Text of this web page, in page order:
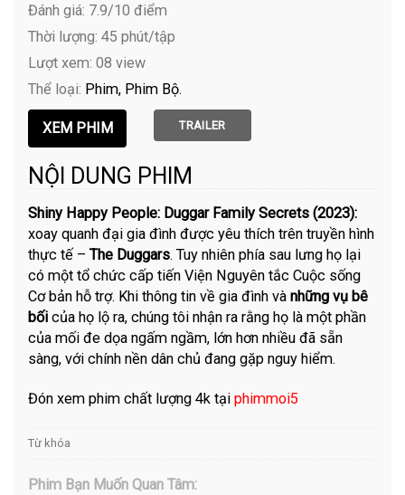
Đánh giá: 7.9/10 điểm
Thời lượng: 45 phút/tập
Lượt xem: 08 view
Thể loại: Phim Phim Bộ
TRAILER
NỘI DUNG PHIM
Shiny Happy People: Duggar Family Secrets (2023):
xoay quanh đại gia đình được yêu thích trên truyền hình
thực tế –The Duggars. Tuy nhiên phía sau lưng họ lại
có một tổ chức cấp tiến Viện Nguyên tắc Cuộc sống
Cơ bản hỗ trợ. Khi thông tin về gia đình vànhững vụ bê
bối của họ lộ ra, chúng tôi nhận ra rằng họ là một phần
của mối đe dọa ngấm ngầm, lớn hơn nhiều đã sẵn
sàng, với chính nền dân chủ đang gặp nguy hiểm.
Đón xem phim chất lượng 4k tạiphimmoi5
Từ khóa
Phim Bạn Muốn Quan Tâm: